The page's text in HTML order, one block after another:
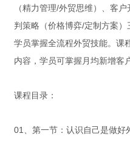
（精力管理/外贸思维）、客
判策略（价格博弈/定制方案
学员掌握全流程外贸技能。课
内容，学员可掌握月均新增客
课程目录：
01、第一节：认识自己是做好